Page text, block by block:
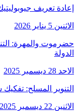
إعادة تعريف
الاثنين 5 يناير 2026
حضرموت والمهرة:
الدولة
الاحد 28 ديسمبر 2025
التنوير المسلح:
الاثنين 22 ديسمبر 2025